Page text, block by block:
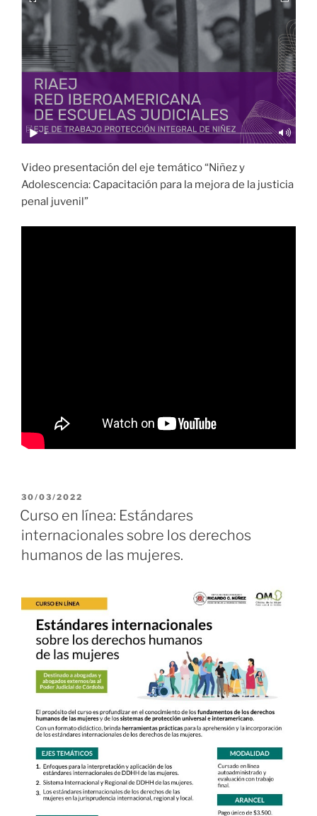
Video presentación del eje temático “Niñez y
Adolescencia: Capacitación para la mejora de la justicia
penal juvenil”
PUBLICADO
EL
30/03/2022
Curso en línea: Estándares
internacionales sobre los derechos
humanos de las mujeres.